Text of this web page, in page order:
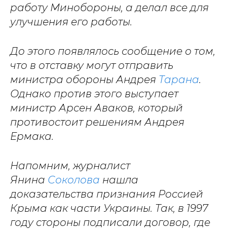
работу Минобороны, а делал все для
улучшения его работы.
До этого появлялось сообщение о том,
что в отставку могут отправить
министра обороны Андрея Тарана.
Однако против этого выступает
министр Арсен Аваков, который
противостоит решениям Андрея
Ермака.
Напомним, журналист
Янина Соколова нашла
доказательства признания Россией
Крыма как части Украины. Так, в 1997
году стороны подписали договор, где